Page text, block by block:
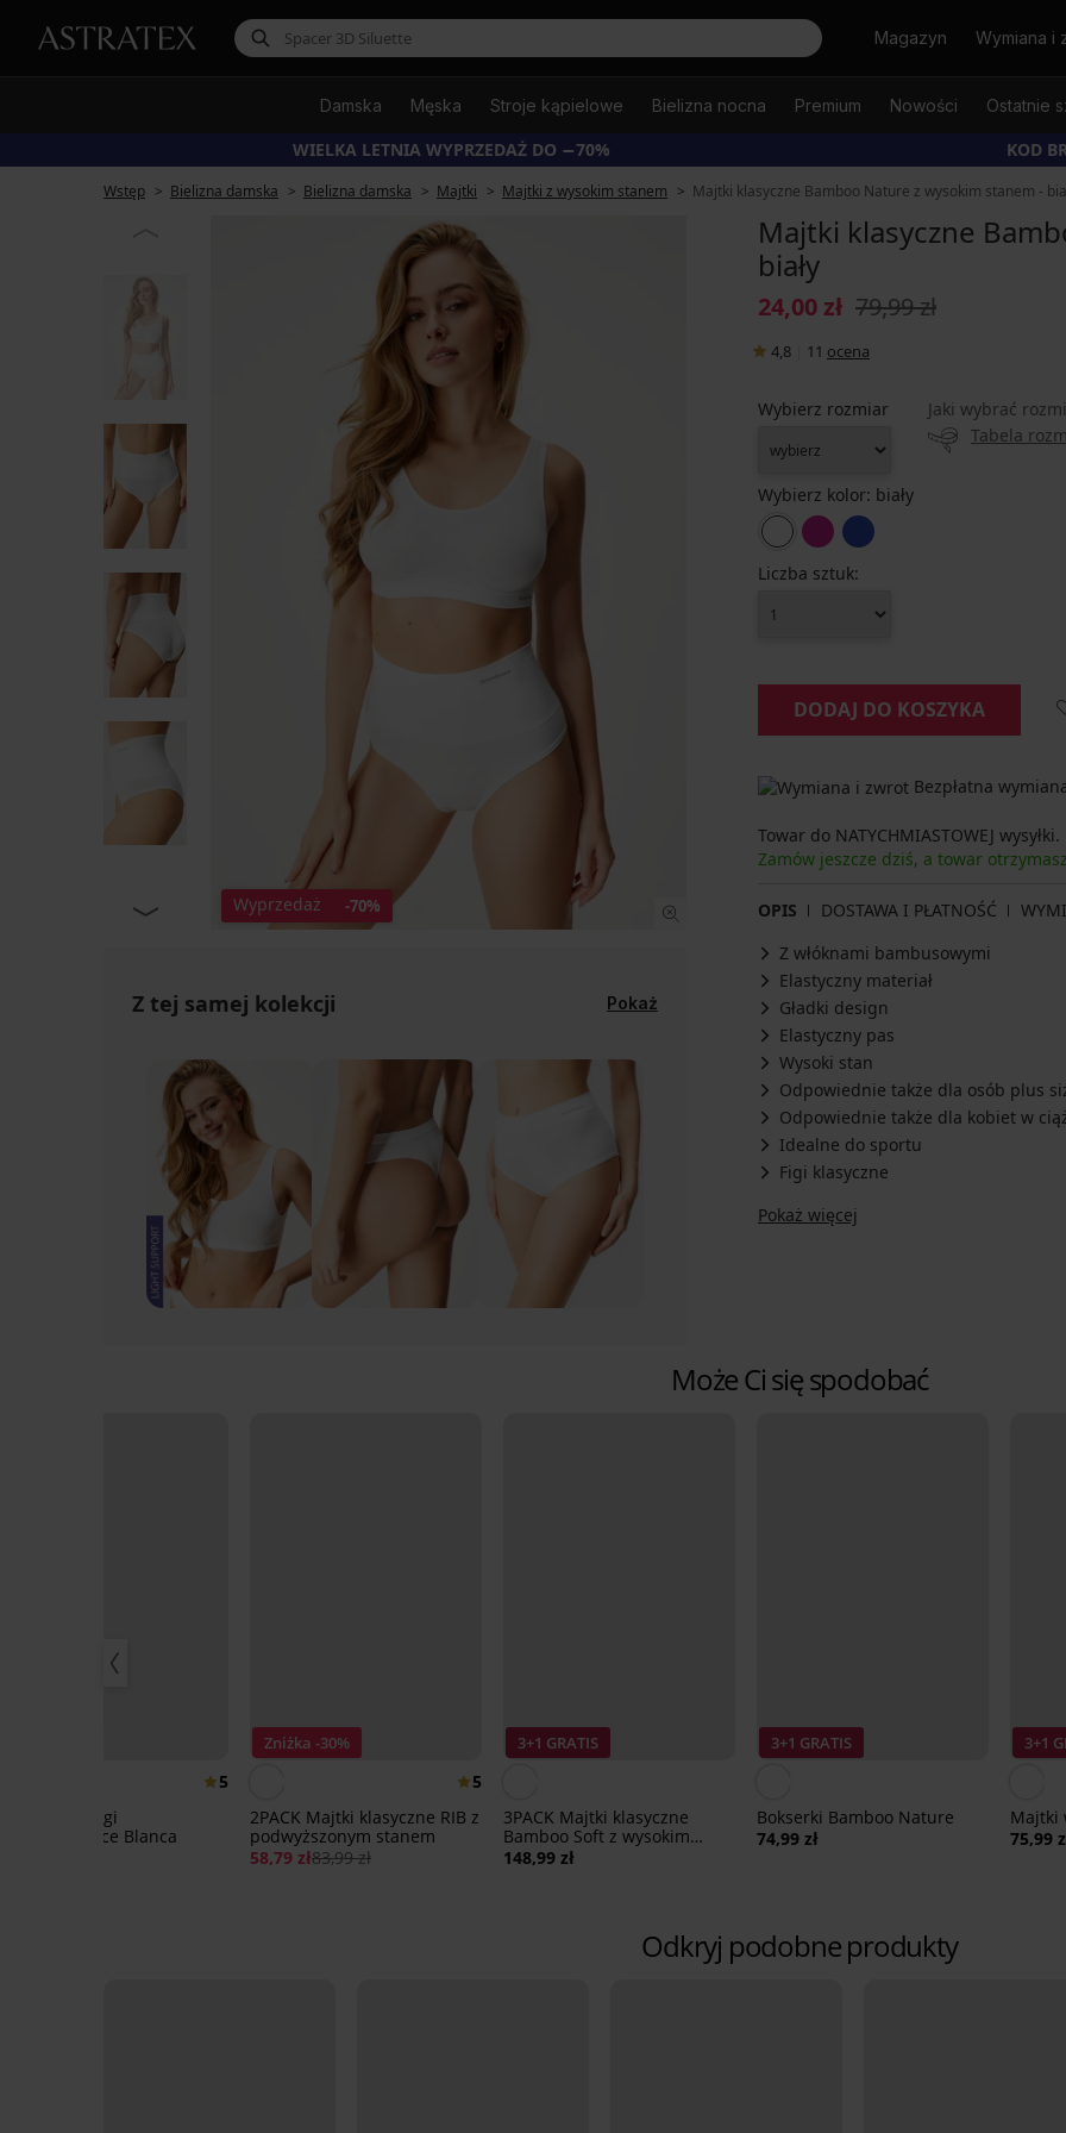
SzukajMagazyn Wymiana i
Damska Męska Stroje kąpielowe Bielizna nocna Premium Nowości Ostatnie
WIELKA LETNIA WYPRZEDAŻ DO −70% KOD
Wstęp Bielizna damska Bielizna damska Majtki Majtki z wysokim stanem Majtki klasyczne Bamboo Nature z wysokim stanem -
Wyprzedaż -70%
Z tej samej kolekcji Pokaż
Majtki klasyczne
biały
24,00 zł 79,99 zł
4,8 11 ocena
Wybierz rozmiar
Jaki wybrać
Tabela
Wybierz kolor: biały
Liczba sztuk:
DODAJ DO KOSZYKA
Bezpłatna
Towar do NATYCHMIASTOWEJ wysyłki.
Zamów jeszcze dziś, a towar
OPIS DOSTAWA I PŁATNOŚĆ
Z włóknami bambusowymi
Elastyczny materiał
Gładki design
Elastyczny pas
Wysoki stan
Odpowiednie także dla osób plus
Odpowiednie także dla kobiet w
Idealne do sportu
Figi klasyczne
Pokaż więcej
Może Ci się spodobać
5
figi
Blanca
Zniżka -30%
5
2PACK Majtki klasyczne RIB z
podwyższonym stanem
58,79 zł83,99 zł
3+1 GRATIS
3PACK Majtki klasyczne
Bamboo Soft z wysokim
stanem
148,99 zł
3+1 GRATIS
Bokserki Bamboo Nature
74,99 zł
3+1
Majtki
75,99
Odkryj podobne produkty